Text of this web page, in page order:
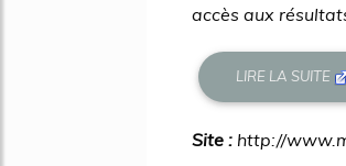
accès aux
LIRE LA SUITE
Site : http://